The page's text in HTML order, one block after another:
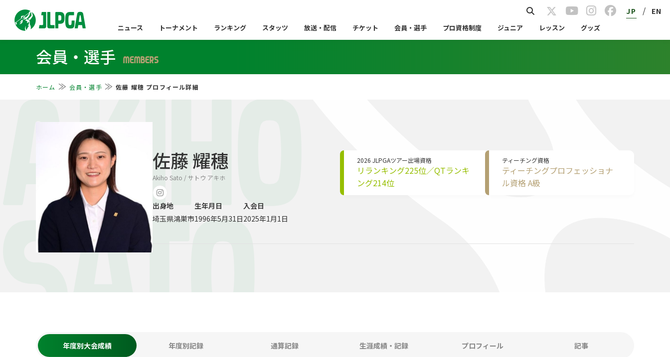
JP / EN
ニュース トーナメント ランキング スタッツ 放送・配信 チケット 会員・選手 プロ資格制度 ジュニア レッスン グッズ
会員・選手 MEMBERS
ホーム 会員・選手 佐藤 耀穗 プロフィール詳細
AKIHO
SATO
佐藤 耀穗
Akiho Sato / サトウ アキホ
2026 JLPGAツアー出場資格
リランキング225位／QTランキ
ング214位
ティーチング資格
ティーチングプロフェッショナ
ル資格 A級
出身地
埼玉県鴻巣市
生年月日
1996年5月31日
入会日
2025年1月1日
年度別大会成績 年度別記録 通算記録 生涯成績・記録 プロフィール 記事